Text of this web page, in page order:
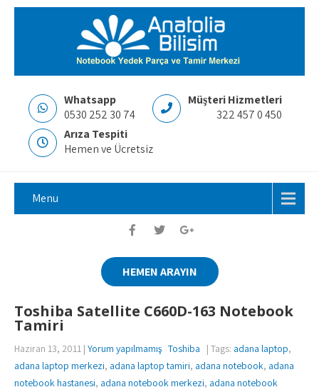
Whatsapp
0530 252 30 74
Müşteri Hizmetleri
322 457 0 450
Arıza Tespiti
Hemen ve Ücretsiz
Menu
HEMEN ARAYIN
Toshiba Satellite C660D-163 Notebook
Tamiri
Haziran 13, 2011 | Yorum yapılmamış Toshiba | Tags: adana laptop,
adana laptop merkezi, adana laptop tamiri, adana notebook, adana
notebook hastanesi, adana notebook merkezi, adana notebook